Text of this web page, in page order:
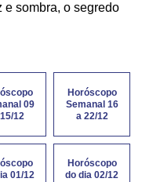
e sombra, o segredo
09
12
Horóscopo
Semanal 16
a 22/12
01/12
Horóscopo
do dia 02/12